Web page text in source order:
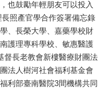
也鼓勵年輕朋友可以投入
照產官學合作簽署備忘錄
、長榮大學、嘉藥學校財
護理專科學校、敏惠醫護
督長老教會新樓醫療財團法
法人樹河社會福利基金會
利部臺南醫院3間機構共同